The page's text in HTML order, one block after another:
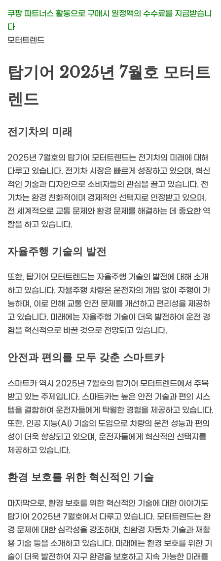
쿠팡 파트너스 활동으로 구매시 일정액의 수수료를 지급받습니
다
모터트렌드
탑기어 2025년 7월호 모터트
렌드
전기차의 미래
2025년 7월호의 탑기어 모터트렌드는 전기차의 미래에 대해
다루고 있습니다. 전기차 시장은 빠르게 성장하고 있으며, 혁신
적인 기술과 디자인으로 소비자들의 관심을 끌고 있습니다. 전
기차는 환경 친화적이며 경제적인 선택지로 인정받고 있으며,
전 세계적으로 교통 문제와 환경 문제를 해결하는 데 중요한 역
할을 하고 있습니다.
자율주행 기술의 발전
또한, 탑기어 모터트렌드는 자율주행 기술의 발전에 대해 소개
하고 있습니다. 자율주행 차량은 운전자의 개입 없이 주행이 가
능하며, 이로 인해 교통 안전 문제를 개선하고 편리성을 제공하
고 있습니다. 미래에는 자율주행 기술이 더욱 발전하여 운전 경
험을 혁신적으로 바꿀 것으로 전망되고 있습니다.
안전과 편의를 모두 갖춘 스마트카
스마트카 역시 2025년 7월호의 탑기어 모터트렌드에서 주목
받고 있는 주제입니다. 스마트카는 높은 안전 기술과 편의 시스
템을 결합하여 운전자들에게 탁월한 경험을 제공하고 있습니다.
또한, 인공 지능(AI) 기술의 도입으로 차량의 운전 성능과 편의
성이 더욱 향상되고 있으며, 운전자들에게 혁신적인 선택지를
제공하고 있습니다.
환경 보호를 위한 혁신적인 기술
마지막으로, 환경 보호를 위한 혁신적인 기술에 대한 이야기도
탑기어 2025년 7월호에서 다루고 있습니다. 모터트렌드는 환
경 문제에 대한 심각성을 강조하며, 친환경 자동차 기술과 재활
용 기술 등을 소개하고 있습니다. 미래에는 환경 보호를 위한 기
술이 더욱 발전하여 지구 환경을 보호하고 지속 가능한 미래를